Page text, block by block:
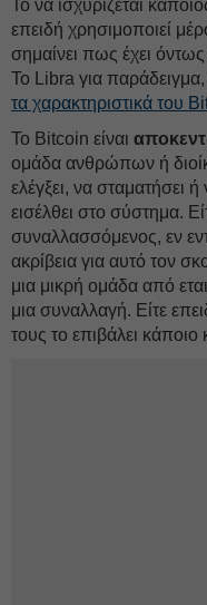
Το να ισχυρίζεται
επειδή χρησιμοποιεί
σημαίνει πως έχει
Το Libra για
τα χαρακτηριστικά του
Το Bitcoin είναι
ομάδα ανθρώπων ή
ελέγξει, να σταματήσει
εισέλθει στο σύστημα.
συναλλασσόμενος, εν
ακρίβεια για αυτό τον
μια μικρή ομάδα από
μια συναλλαγή. Είτε
τους το επιβάλει κάποιο